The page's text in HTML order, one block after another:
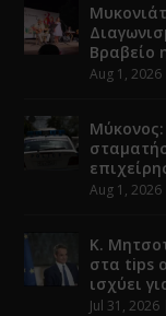
Βραβείο
Aug 1, 2026
Μύκονος:
Aug 1, 2026
Κ.
στα tips
ισχύει
Jul 31, 2026